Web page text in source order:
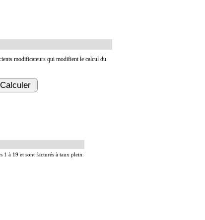
modificateurs qui modifient le calcul du
Calculer
1 à 19 et sont facturés à taux plein.